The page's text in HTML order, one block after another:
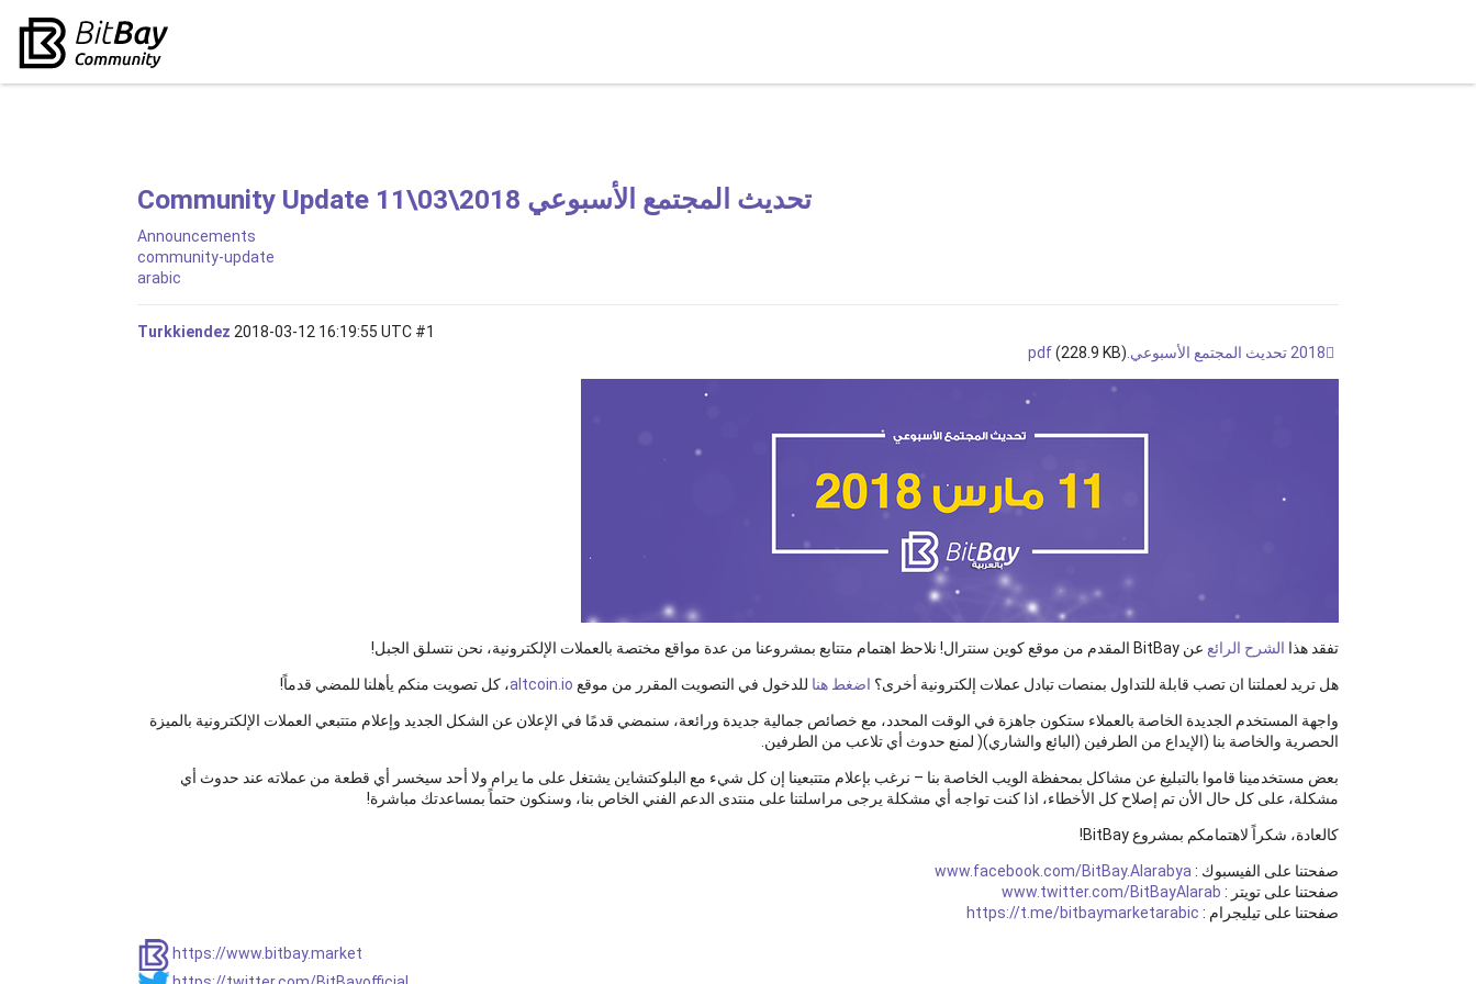
Community Update 11\03\2018 تحديث المجتمع الأسبوعي
Announcements
community-update
arabic
Turkkiendez 2018-03-12 16:19:55 UTC #1
2018 تحديث المجتمع الأسبوعي.pdf
(228.9 KB)
تفقد هذا الشرح الرائع عن BitBay المقدم من موقع كوين سنترال! نلاحظ اهتمام متتابع بمشروعنا من عدة مواقع مختصة بالعملات الإلكترونية، نحن نتسلق الجبل!
هل تريد لعملتنا ان تصب قابلة للتداول بمنصات تبادل عملات إلكترونية أخرى؟ اضغط هنا للدخول في التصويت المقرر من موقع altcoin.io، كل تصويت منكم يأهلنا للمضي قدماً!
واجهة المستخدم الجديدة الخاصة بالعملاء ستكون جاهزة في الوقت المحدد، مع خصائص جمالية جديدة ورائعة، سنمضي قدمًا في الإعلان عن الشكل الجديد وإعلام متتبعي العملات الإلكترونية بالميزة
الحصرية والخاصة بنا (الإيداع من الطرفين (البائع والشاري)( لمنع حدوث أي تلاعب من الطرفين.
بعض مستخدمينا قاموا بالتبليغ عن مشاكل بمحفظة الويب الخاصة بنا – نرغب بإعلام متتبعينا إن كل شيء مع البلوكتشاين يشتغل على ما يرام ولا أحد سيخسر أي قطعة من عملاته عند حدوث أي
مشكلة، على كل حال الأن تم إصلاح كل الأخطاء، اذا كنت تواجه أي مشكلة يرجى مراسلتنا على منتدى الدعم الفني الخاص بنا، وسنكون حتماً بمساعدتك مباشرة!
كالعادة، شكراً لاهتمامكم بمشروع BitBay!
صفحتنا على الفيسبوك : www.facebook.com/BitBay.Alarabya
صفحتنا على تويتر : www.twitter.com/BitBayAlarab
صفحتنا على تيليجرام : https://t.me/bitbaymarketarabic
https://www.bitbay.market